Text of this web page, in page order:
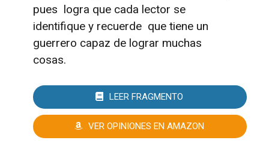
pues logra que cada lector se
identifique y recuerde que tiene un
guerrero capaz de lograr muchas
cosas.
LEER FRAGMENTO
VER OPINIONES EN AMAZON